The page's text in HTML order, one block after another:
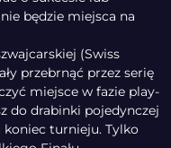
będzie miejsca na
(Swiss
przebrnąć przez serię
miejsce w fazie play-
do drabinki pojedynczej
koniec turnieju. Tylko